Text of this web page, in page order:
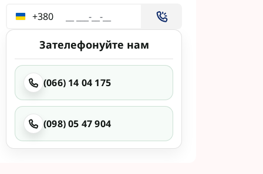
Раундап
+380
Зателефонуйте нам
(066) 14 04 175
(098) 05 47 904